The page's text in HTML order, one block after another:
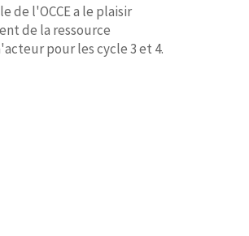
de l'OCCE a le plaisir
de la ressource
pour les cycle 3 et 4.